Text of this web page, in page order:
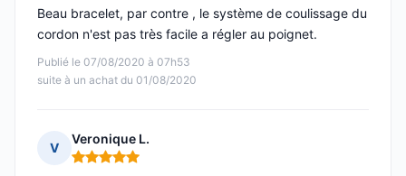
Publié le 07/08/2020 à 07h53
suite à un achat du 01/08/2020
Beau bracelet, par contre , le système de coulissage du
cordon n'est pas très facile a régler au poignet.
V
Veronique L.
Note : 5 sur 5